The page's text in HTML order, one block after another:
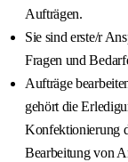
Aufträgen.
Sie sind erste/r
Fragen und
Aufträge
gehört die
Konfektionierung
Bearbeitung von